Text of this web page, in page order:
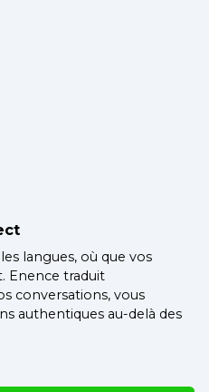
langues, où que vos
Enence traduit
conversations, vous
authentiques au-delà des